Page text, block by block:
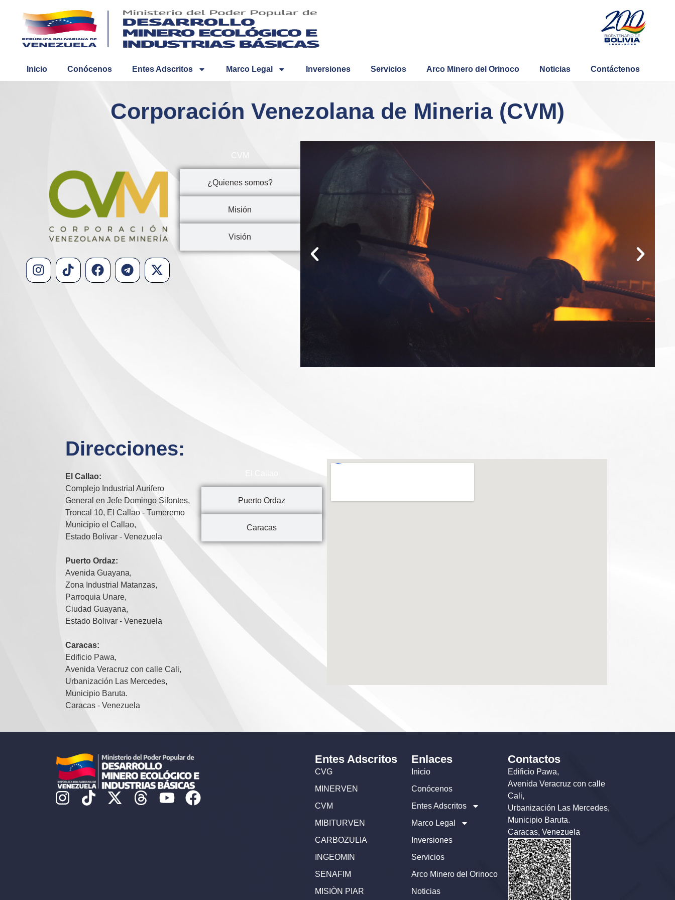
Inicio Conócenos Entes Adscritos Marco Legal Inversiones Servicios Arco Minero del Orinoco Noticias Contáctenos
Corporación Venezolana de Mineria (CVM)
¿Quienes somos?
Misión
Visión
Direcciones:
El Callao:
Complejo Industrial Aurifero
General en Jefe Domingo Sifontes,
Troncal 10, El Callao - Tumeremo
Municipio el Callao,
Estado Bolivar - Venezuela
Puerto Ordaz:
Avenida Guayana,
Zona Industrial Matanzas,
Parroquia Unare,
Ciudad Guayana,
Estado Bolivar - Venezuela
Caracas:
Edificio Pawa,
Avenida Veracruz con calle Cali,
Urbanización Las Mercedes,
Municipio Baruta.
Caracas - Venezuela
Puerto Ordaz
Caracas
Entes Adscritos
CVG
MINERVEN
CVM
MIBITURVEN
CARBOZULIA
INGEOMIN
SENAFIM
MISIÒN PIAR
Enlaces
Inicio
Conócenos
Entes Adscritos
Marco Legal
Inversiones
Servicios
Arco Minero del Orinoco
Noticias
Contactos
Edificio Pawa,
Avenida Veracruz con calle
Cali,
Urbanización Las Mercedes,
Municipio Baruta.
Caracas, Venezuela